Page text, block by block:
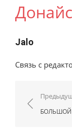
Донайс
Jalo
Связь с
БОЛЬШОЙ